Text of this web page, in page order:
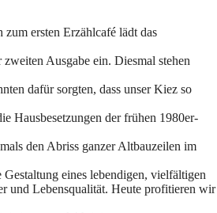
ersten Erzählcafé lädt das
Ausgabe ein. Diesmal stehen
dafür sorgten, dass unser Kiez so
Hausbesetzungen der frühen 1980er-
den Abriss ganzer Altbauzeilen im
eines lebendigen, vielfältigen
und Lebensqualität. Heute profitieren wir